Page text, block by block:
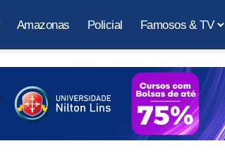
Amazonas Policial Famosos & TV